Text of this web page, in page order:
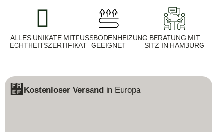
ALLES UNIKATE MIT
ECHTHEITSZERTIFIKAT
FUSSBODENHEIZUNG G
EEIGNET
BERATUNG MIT
SITZ IN HAMBURG
Kostenloser Versand in Europa